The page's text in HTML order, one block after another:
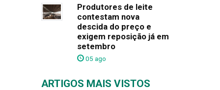
Produtores de leite
contestam nova
descida do preço e
exigem reposição já em
setembro
05 ago
ARTIGOS MAIS VISTOS